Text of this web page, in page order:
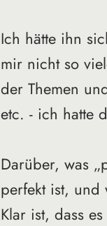
Ich hätte ihn
mir nicht so
der Themen
etc. - ich hatte
Darüber, was
perfekt ist, und
Klar ist, dass